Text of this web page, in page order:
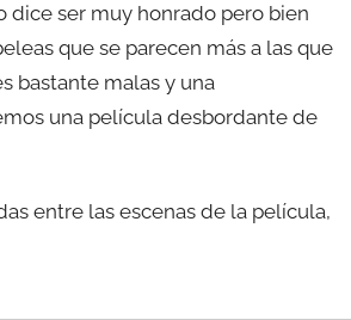
dice ser muy honrado pero bien
que se parecen más a las que
bastante malas y una
una película desbordante de
entre las escenas de la película,